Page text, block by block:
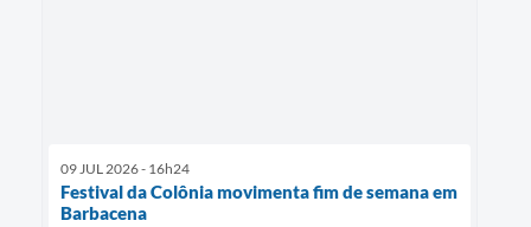
09 JUL 2026 - 16h24
Festival da Colônia movimenta fim de semana em
Barbacena